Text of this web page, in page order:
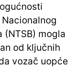
(NTSB) mogla
od ključnih
vozač uopće